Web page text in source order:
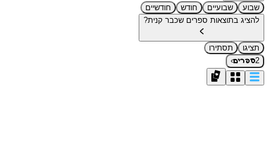
שבוע שבועיים חודש
חודשיים
להציג בתוצאות ספרים שכבר קנית?
תציגו
תסתירו
2ספרים›